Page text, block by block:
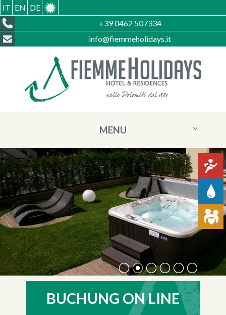
IT EN DE
+39 0462 507334
info@fiemmeholidays.it
MENU
BUCHUNG ON LINE